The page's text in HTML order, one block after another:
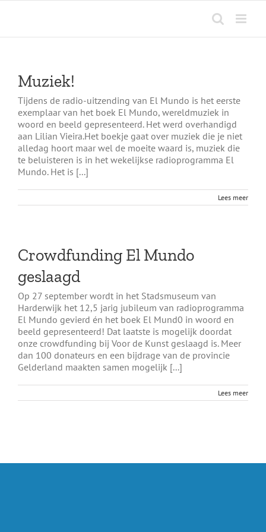
Muziek!
Tijdens de radio-uitzending van El Mundo is het eerste
exemplaar van het boek El Mundo, wereldmuziek in
woord en beeld gepresenteerd. Het werd overhandigd
aan Lilian Vieira.Het boekje gaat over muziek die je niet
alledag hoort maar wel de moeite waard is, muziek die
te beluisteren is in het wekelijkse radioprogramma El
Mundo. Het is [...]
Lees meer
Crowdfunding El Mundo
geslaagd
Op 27 september wordt in het Stadsmuseum van
Harderwijk het 12,5 jarig jubileum van radioprogramma
El Mundo gevierd én het boek El Mund0 in woord en
beeld gepresenteerd! Dat laatste is mogelijk doordat
onze crowdfunding bij Voor de Kunst geslaagd is. Meer
dan 100 donateurs en een bijdrage van de provincie
Gelderland maakten samen mogelijk [...]
Lees meer